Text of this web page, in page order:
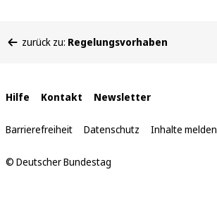
befinden
zurück zu: Regelungsvorhaben
Interne
Links
Hilfe Kontakt Newsletter
Barrierefreiheit Datenschutz Inhalte melden
© Deutscher Bundestag